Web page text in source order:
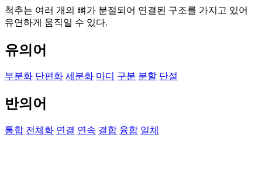
척추는 여러 개의 뼈가 분절되어 연결된 구조를 가지고 있어
유연하게 움직일 수 있다.
유의어
부분화 단편화 세분화 마디 구분 분할 단절
반의어
통합 전체화 연결 연속 결합 융합 일체